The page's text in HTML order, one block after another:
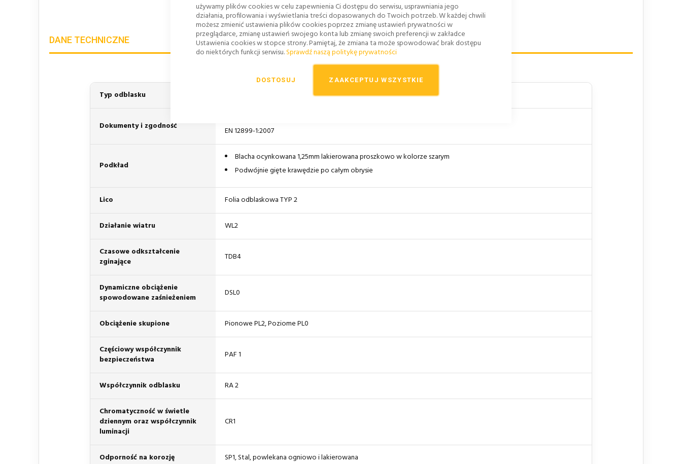
używamy plików cookies w celu zapewnienia Ci dostępu do serwisu, usprawniania jego
działania, profilowania i wyświetlania treści dopasowanych do Twoich potrzeb. W każdej chwili
możesz zmienić ustawienia plików cookies poprzez zmianę ustawień prywatności w
przeglądarce, zmianę ustawień swojego konta lub zmianę swoich preferencji w zakładce
Ustawienia cookies w stopce strony. Pamiętaj, że zmiana ta może spowodować brak dostępu
do niektórych funkcji serwisu.Sprawdź naszą politykę prywatności
ZAAKCEPTUJ WSZYSTKIE
DOSTOSUJ
DANE TECHNICZNE
Typ odblasku
Dokumenty i zgodność
EN 12899-1:2007
Podkład
Blacha ocynkowana 1,25mm lakierowana proszkowo w kolorze szarym
Podwójnie gięte krawędzie po całym obrysie
Lico Folia odblaskowa TYP 2
Działanie wiatru WL2
Czasowe odkształcenie
zginające
TDB4
Dynamiczne obciążenie
spowodowane zaśnieżeniem
DSL0
Obciążenie skupione Pionowe PL2, Poziome PL0
Częściowy współczynnik
bezpieczeństwa
PAF 1
Współczynnik odblasku RA 2
Chromatyczność w świetle
dziennym oraz współczynnik
luminacji
CR1
Odporność na korozję SP1, Stal, powlekana ogniowo i lakierowana